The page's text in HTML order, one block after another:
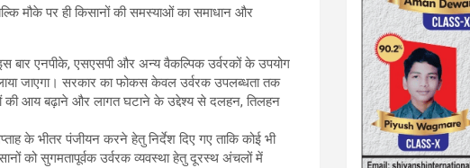
मौके पर ही किसानों की समस्याओं का समाधान और
बार एनपीके, एसएसपी और अन्य वैकल्पिक उर्वरकों के उपयोग
जाएगा। सरकार का फोकस केवल उर्वरक उपलब्धता तक
की आय बढ़ाने और लागत घटाने के उद्देश्य से दलहन, तिलहन
के भीतर पंजीयन करने हेतु निर्देश दिए गए ताकि कोई भी
को सुगमतापूर्वक उर्वरक व्यवस्था हेतु दूरस्थ अंचलों में